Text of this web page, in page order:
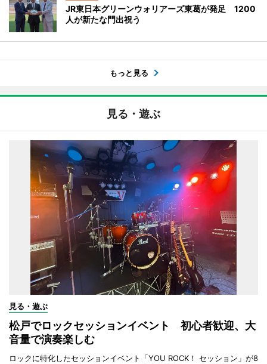
JR東日本グリーンウォリアーズ東葛が発足 1200
人が新たな門出祝う
もっと見る
見る・遊ぶ
見る・遊ぶ
松戸でロックセッションイベント 初心者歓迎、大
音量で演奏楽しむ
ロックに特化したセッションイベント「YOU ROCK！ セッション」が8